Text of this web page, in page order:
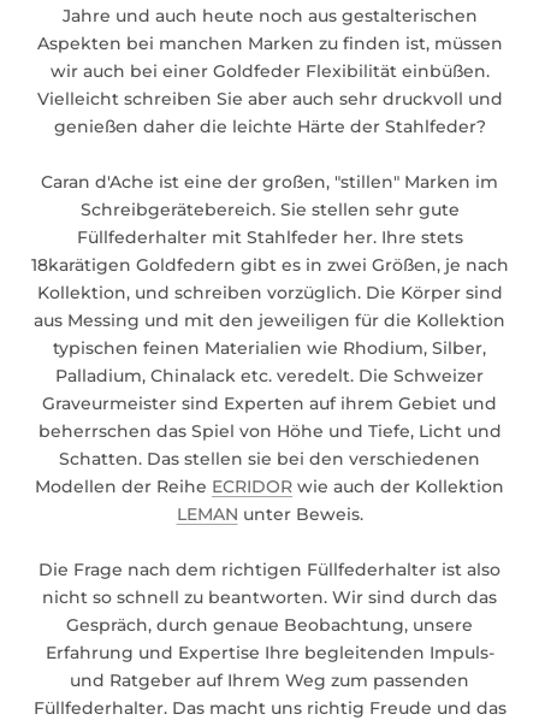
Jahre und auch heute noch aus gestalterischen
Aspekten bei manchen Marken zu finden ist, müssen
wir auch bei einer Goldfeder Flexibilität einbüßen.
Vielleicht schreiben Sie aber auch sehr druckvoll und
genießen daher die leichte Härte der Stahlfeder?
Caran d'Ache ist eine der großen, "stillen" Marken im
Schreibgerätebereich. Sie stellen sehr gute
Füllfederhalter mit Stahlfeder her. Ihre stets
18karätigen Goldfedern gibt es in zwei Größen, je nach
Kollektion, und schreiben vorzüglich. Die Körper sind
aus Messing und mit den jeweiligen für die Kollektion
typischen feinen Materialien wie Rhodium, Silber,
Palladium, Chinalack etc. veredelt. Die Schweizer
Graveurmeister sind Experten auf ihrem Gebiet und
beherrschen das Spiel von Höhe und Tiefe, Licht und
Schatten. Das stellen sie bei den verschiedenen
Modellen der Reihe ECRIDOR wie auch der Kollektion
LEMAN unter Beweis.
Die Frage nach dem richtigen Füllfederhalter ist also
nicht so schnell zu beantworten. Wir sind durch das
Gespräch, durch genaue Beobachtung, unsere
Erfahrung und Expertise Ihre begleitenden Impuls-
und Ratgeber auf Ihrem Weg zum passenden
Füllfederhalter. Das macht uns richtig Freude und das